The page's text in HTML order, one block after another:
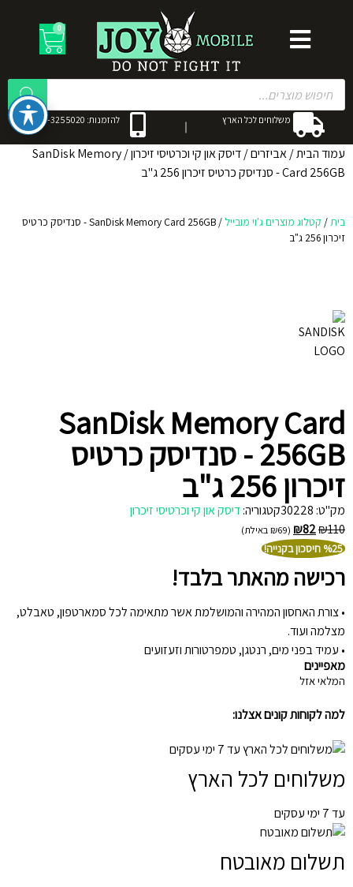
0
משלוחים לכל הארץ להזמנות: 053-3255020
עמוד הבית/אביזרים/דיסק און קי וכרטיסי זיכרון
/ SanDisk Memory
Card 256GB - סנדיסק כרטיס זיכרון 256 ג"ב
בית/קטלוג מוצרים ג'וי מובייל/
SanDisk Memory Card 256GB - סנדיסק כרטיס
זיכרון 256 ג"ב
SanDisk Memory Card
256GB - סנדיסק כרטיס
זיכרון 256 ג"ב
מק"ט:30228קטגוריה:דיסק און קי וכרטיסי זיכרון
₪110
₪82
(
₪69 באילת)
%25 חיסכון בקנייה!
רכישה מהאתר בלבד!
• צורת האחסון המהירה והמושלמת אשר מתאימה לכל סמארטפון, טאבלט,
מצלמה ועוד.
• עמיד בפני מים, רנטגן, טמפרטורות וזעזועים
מאפיינים
המלאי אזל
למה לקוחות קונים אצלנו:
משלוחים לכל הארץ
עד 7 ימי עסקים
תשלום מאובטח